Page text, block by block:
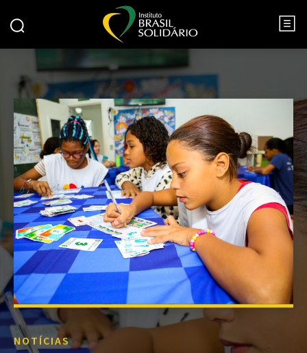
NOTÍCIAS